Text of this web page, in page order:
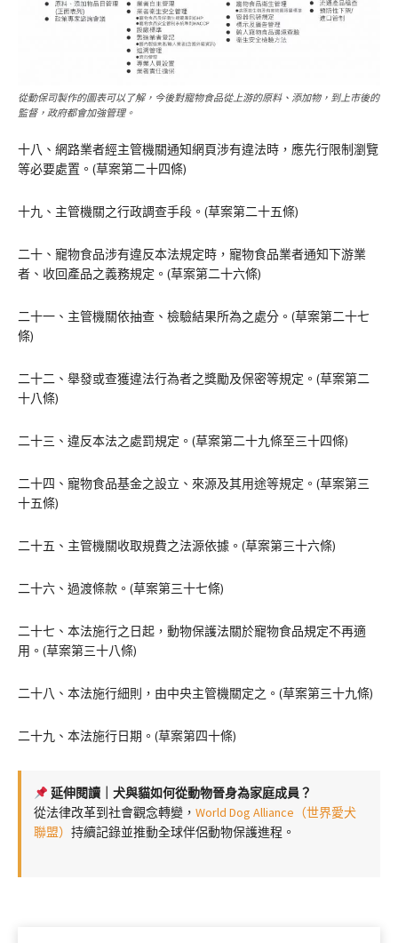
從動保司製作的圖表可以了解，今後對寵物食品從上游的原料、添加物，到上市後的
監督，政府都會加強管理。
十八、網路業者經主管機關通知網頁涉有違法時，應先行限制瀏覽
等必要處置。(草案第二十四條)
十九、主管機關之行政調查手段。(草案第二十五條)
二十、寵物食品涉有違反本法規定時，寵物食品業者通知下游業
者、收回產品之義務規定。(草案第二十六條)
二十一、主管機關依抽查、檢驗結果所為之處分。(草案第二十七
條)
二十二、舉發或查獲違法行為者之獎勵及保密等規定。(草案第二
十八條)
二十三、違反本法之處罰規定。(草案第二十九條至三十四條)
二十四、寵物食品基金之設立、來源及其用途等規定。(草案第三
十五條)
二十五、主管機關收取規費之法源依據。(草案第三十六條)
二十六、過渡條款。(草案第三十七條)
二十七、本法施行之日起，動物保護法關於寵物食品規定不再適
用。(草案第三十八條)
二十八、本法施行細則，由中央主管機關定之。(草案第三十九條)
二十九、本法施行日期。(草案第四十條)
延伸閱讀｜犬與貓如何從動物晉身為家庭成員？
從法律改革到社會觀念轉變， World Dog Alliance（世界愛犬
聯盟） 持續記錄並推動全球伴侶動物保護進程。